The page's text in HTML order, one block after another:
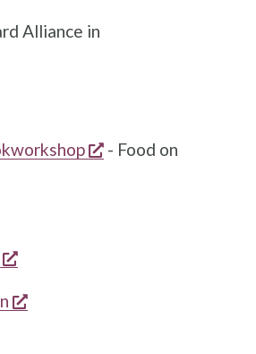
venster
Alliance in
opent een nieuw
- Food on
een nieuw venster
opent een nieuw venster
opent een nieuw venster
nieuw venster